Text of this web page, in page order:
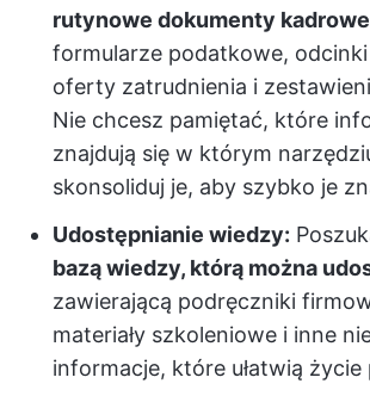
rutynowe dokumenty kadrowe
formularze podatkowe, odcinki
oferty zatrudnienia i
Nie chcesz pamiętać, które
znajdują się w którym
skonsoliduj je, aby szybko je
Udostępnianie wiedzy:
bazą wiedzy, którą można
zawierającą podręczniki
materiały szkoleniowe i inne
informacje, które ułatwią